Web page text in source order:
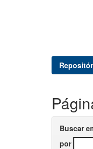
Buscar
por